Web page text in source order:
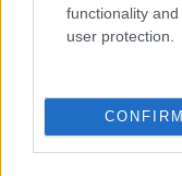
functionality
user protection.
CONFIRM